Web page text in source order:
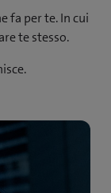
fa per te. In cui
te stesso.